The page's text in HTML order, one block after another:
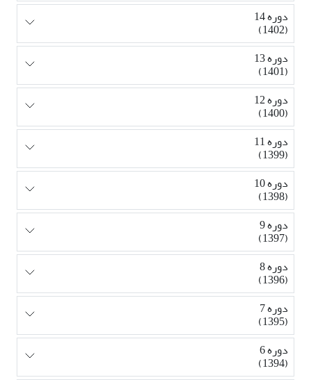
دوره 14
(1402)
دوره 13
(1401)
دوره 12
(1400)
دوره 11
(1399)
دوره 10
(1398)
دوره 9
(1397)
دوره 8
(1396)
دوره 7
(1395)
دوره 6
(1394)